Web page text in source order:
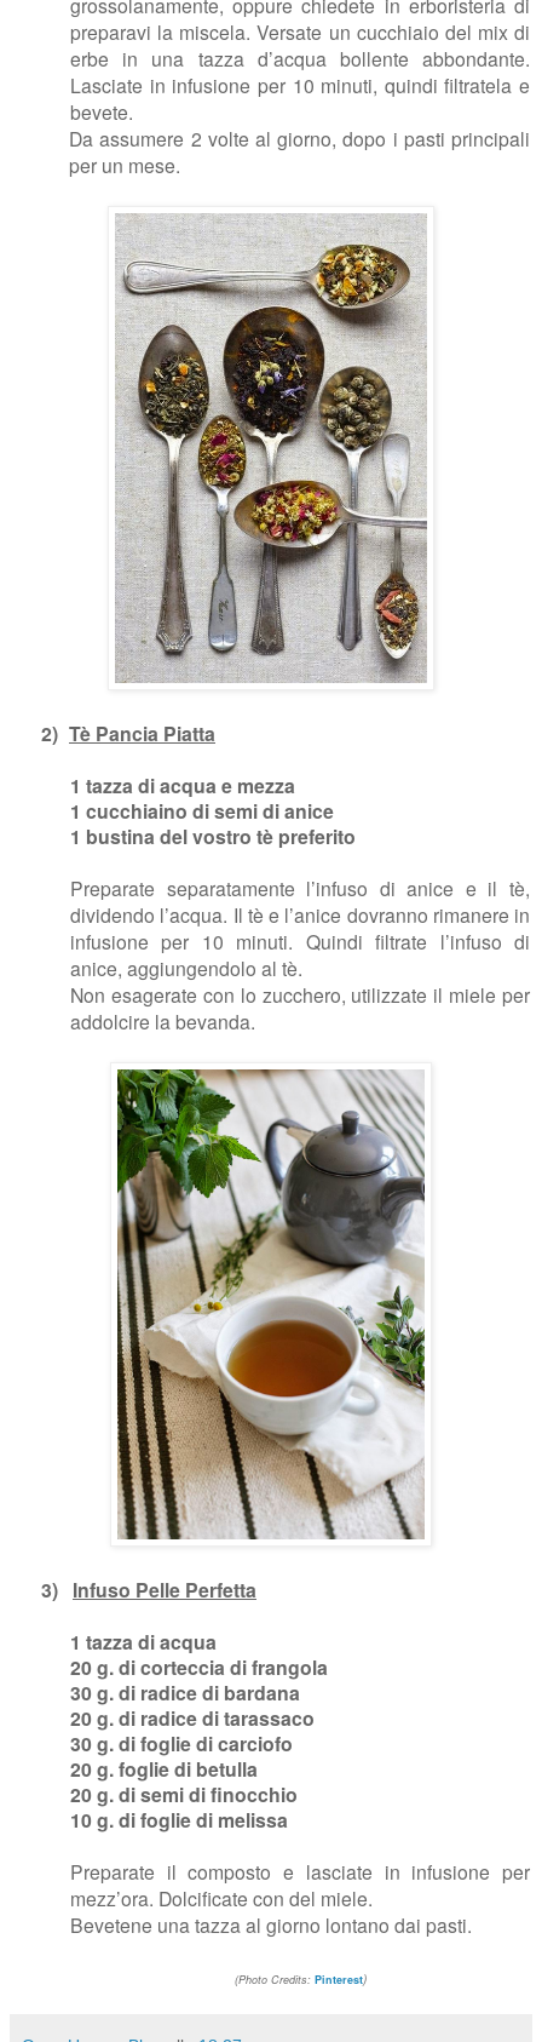
preparavi la miscela. Versate un cucchiaio del mix di
erbe in una tazza d’acqua bollente abbondante.
Lasciate in infusione per 10 minuti, quindi filtratela e
bevete.
Da assumere 2 volte al giorno, dopo i pasti principali
per un mese.
2) Tè Pancia Piatta
1 tazza di acqua e mezza
1 cucchiaino di semi di anice
1 bustina del vostro tè preferito
Preparate separatamente l’infuso di anice e il tè,
dividendo l’acqua. Il tè e l’anice dovranno rimanere in
infusione per 10 minuti. Quindi filtrate l’infuso di
anice, aggiungendolo al tè.
Non esagerate con lo zucchero, utilizzate il miele per
addolcire la bevanda.
3) Infuso Pelle Perfetta
1 tazza di acqua
20 g. di corteccia di frangola
30 g. di radice di bardana
20 g. di radice di tarassaco
30 g. di foglie di carciofo
20 g. foglie di betulla
20 g. di semi di finocchio
10 g. di foglie di melissa
Preparate il composto e lasciate in infusione per
mezz’ora. Dolcificate con del miele.
Bevetene una tazza al giorno lontano dai pasti.
(Photo Credits: Pinterest)